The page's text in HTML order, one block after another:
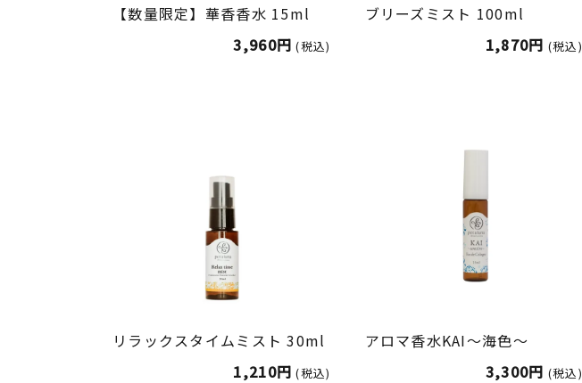
【数量限定】華香香水 15ml
3,960円 (税込)
ブリーズミスト 100ml
1,870円 (税込)
リラックスタイムミスト 30ml
1,210円 (税込)
アロマ香水KAI～海色～
3,300円 (税込)